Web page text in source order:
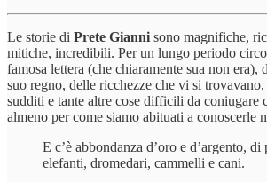
Le storie di Prete Gianni sono magnifiche,
mitiche, incredibili. Per un lungo periodo
famosa lettera (che chiaramente sua non era),
suo regno, delle ricchezze che vi si trovavano,
sudditi e tante altre cose difficili da coniugare
almeno per come siamo abituati a conoscerle
E c’è abbondanza d’oro e d’argento, di
elefanti, dromedari, cammelli e cani.